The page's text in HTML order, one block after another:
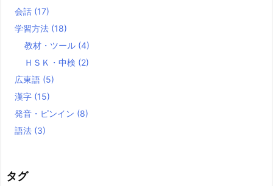
会話 (17)
学習方法 (18)
教材・ツール (4)
ＨＳＫ・中検 (2)
広東語 (5)
漢字 (15)
発音・ピンイン (8)
語法 (3)
タグ